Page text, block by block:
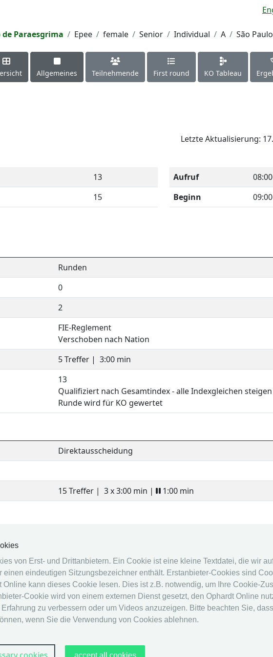
von Erst- und Drittanbietern. Ein Cookie ist eine kleine Textdatei, die wir
einen eindeutigen Sitzungsbezeichner enthält. Erstanbieter-Cookies sind
Online kann dieses Cookie lesen. Dies ist z.B. notwendig, um Ihre Cookie-
Cookie wird von einem externen Dienst gesetzt, den Ophardt Online
zu verbessern oder um Videos anzuzeigen. Bitte beachten Sie,
wenn Sie die Verwendung von Cookies ablehnen.
accept all cookies
Paraesgrima Epee female Senior Individual A São
Allgemeines Teilnehmende First round KO Tableau
Letzte Aktualisierung:
13
15
Aufruf
08:00
Beginn
09:00
Runden
0
2
FIE-Reglement
Verschoben nach Nation
5 Treffer | 3:00 min
13
Qualifiziert nach Gesamtindex - alle Indexgleichen
Runde wird für KO gewertet
Direktausscheidung
15 Treffer | 3 x 3:00 min | 1:00 min
fencingworldwide
Archiv
Videos
Medien
Online
Online
Kalender
Rangliste